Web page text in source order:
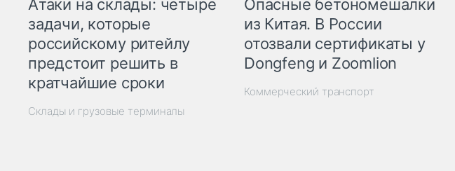
Атаки на склады: четыре
задачи, которые
российскому ритейлу
предстоит решить в
кратчайшие сроки
Склады и грузовые терминалы
Опасные бетономешалки
из Китая. В России
отозвали сертификаты у
Dongfeng и Zoomlion
Коммерческий транспорт